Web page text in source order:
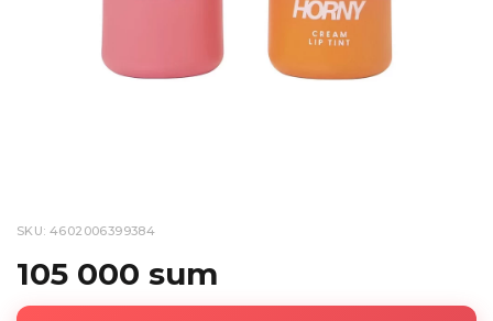
SKU: 4602006399384
105 000 sum